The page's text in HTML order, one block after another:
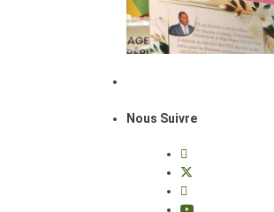
Nous Suivre